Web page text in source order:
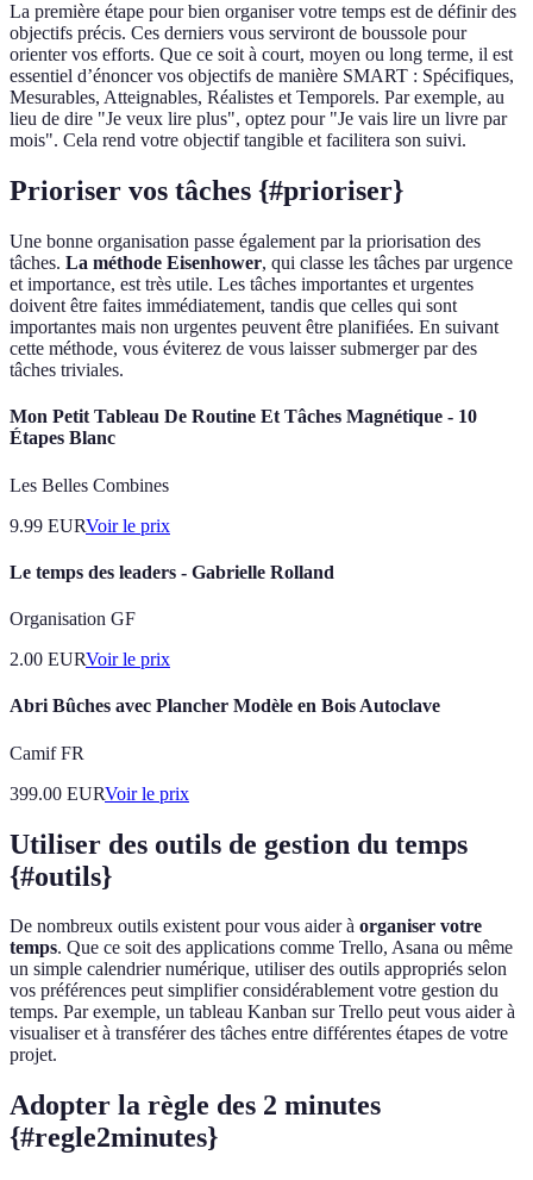
La première étape pour bien organiser votre temps est de définir des
objectifs précis. Ces derniers vous serviront de boussole pour
orienter vos efforts. Que ce soit à court, moyen ou long terme, il est
essentiel d’énoncer vos objectifs de manière SMART : Spécifiques,
Mesurables, Atteignables, Réalistes et Temporels. Par exemple, au
lieu de dire "Je veux lire plus", optez pour "Je vais lire un livre par
mois". Cela rend votre objectif tangible et facilitera son suivi.
Prioriser vos tâches {#prioriser}
Une bonne organisation passe également par la priorisation des
tâches. La méthode Eisenhower, qui classe les tâches par urgence
et importance, est très utile. Les tâches importantes et urgentes
doivent être faites immédiatement, tandis que celles qui sont
importantes mais non urgentes peuvent être planifiées. En suivant
cette méthode, vous éviterez de vous laisser submerger par des
tâches triviales.
Mon Petit Tableau De Routine Et Tâches Magnétique - 10
Étapes Blanc
Les Belles Combines
9.99 EURVoir le prix
Le temps des leaders - Gabrielle Rolland
Organisation GF
2.00 EURVoir le prix
Abri Bûches avec Plancher Modèle en Bois Autoclave
Camif FR
399.00 EURVoir le prix
Utiliser des outils de gestion du temps
{#outils}
De nombreux outils existent pour vous aider à organiser votre
temps. Que ce soit des applications comme Trello, Asana ou même
un simple calendrier numérique, utiliser des outils appropriés selon
vos préférences peut simplifier considérablement votre gestion du
temps. Par exemple, un tableau Kanban sur Trello peut vous aider à
visualiser et à transférer des tâches entre différentes étapes de votre
projet.
Adopter la règle des 2 minutes
{#regle2minutes}